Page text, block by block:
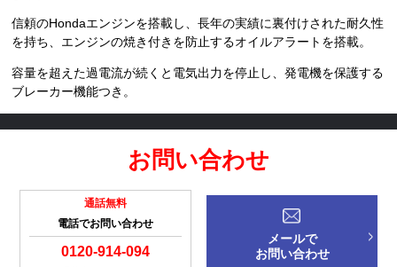
信頼のHondaエンジンを搭載し、長年の実績に裏付けされた耐久性
を持ち、エンジンの焼き付きを防止するオイルアラートを搭載。
容量を超えた過電流が続くと電気出力を停止し、発電機を保護する
ブレーカー機能つき。
お問い合わせ
通話無料
電話でお問い合わせ
0120-914-094
メールで
お問い合わせ